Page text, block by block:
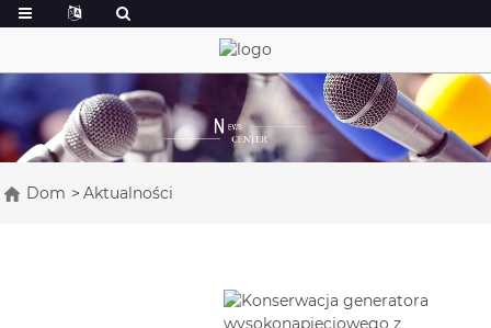
Dom Aktualności